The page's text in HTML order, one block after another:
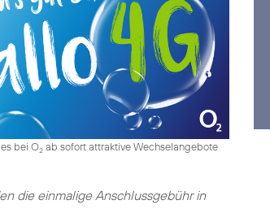
bei O2ab sofort attraktive Wechselangebote
die einmalige Anschlussgebühr in